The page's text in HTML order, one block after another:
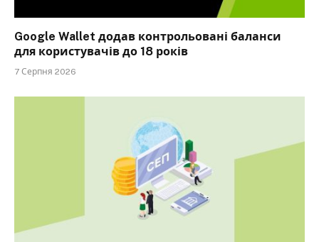
Google Wallet додав контрольовані баланси
для користувачів до 18 років
7 Серпня 2026